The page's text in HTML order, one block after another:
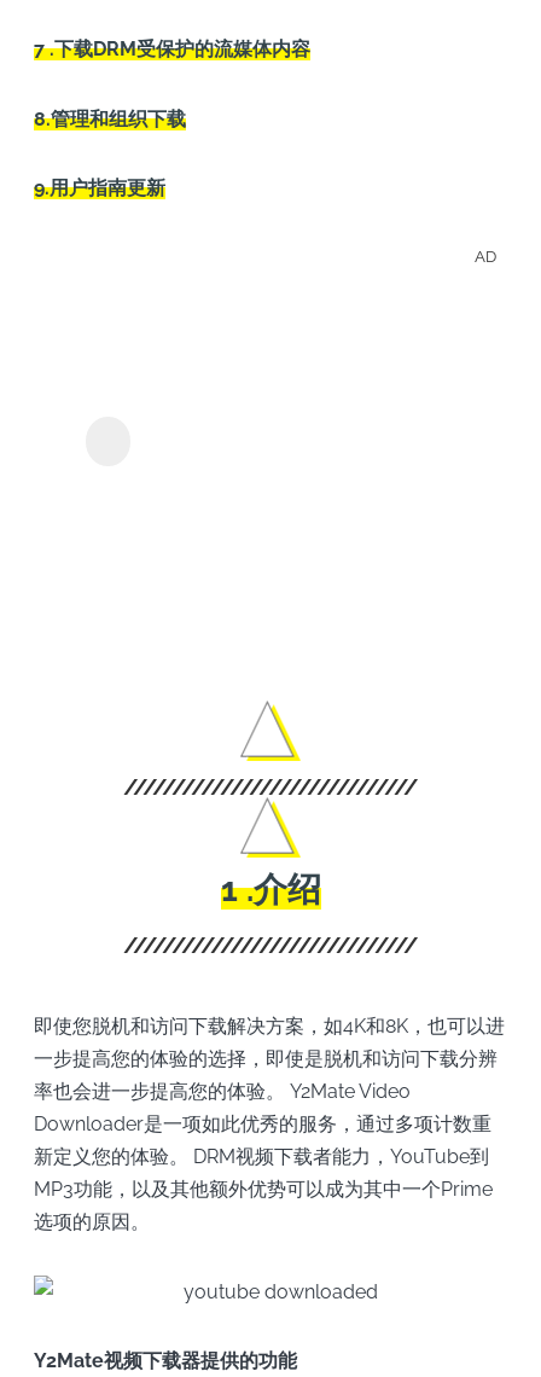
7 .下载DRM受保护的流媒体内容
8.管理和组织下载
9.用户指南更新
AD
1 .介绍
即使您脱机和访问下载解决方案，如4K和8K，也可以进
一步提高您的体验的选择，即使是脱机和访问下载分辨
率也会进一步提高您的体验。 Y2Mate Video
Downloader是一项如此优秀的服务，通过多项计数重
新定义您的体验。 DRM视频下载者能力，YouTube到
MP3功能，以及其他额外优势可以成为其中一个Prime
选项的原因。
Y2Mate视频下载器提供的功能